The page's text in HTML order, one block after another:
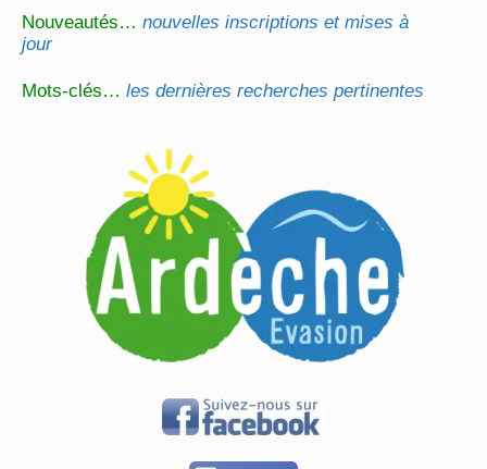
Nouveautés…nouvelles inscriptions et mises à
jour
Mots-clés…les dernières recherches pertinentes